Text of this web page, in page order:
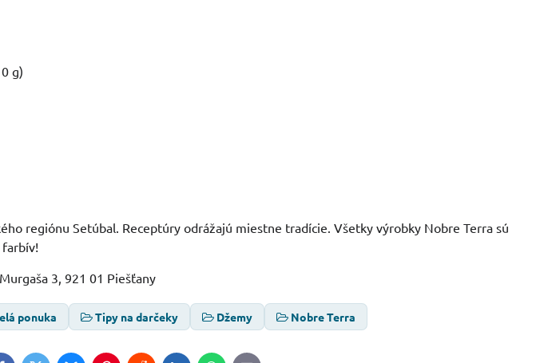
g)
regiónu Setúbal. Receptúry odrážajú miestne tradície. Všetky výrobky Nobre Terra sú
farbív!
3, 921 01 Piešťany
ponuka Tipy na darčeky Džemy Nobre Terra